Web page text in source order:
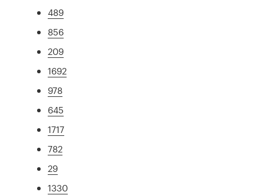
489
856
209
1692
978
645
1717
782
29
1330